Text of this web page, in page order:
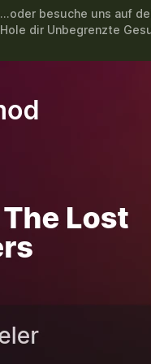
...oder besuche uns auf
Hole dir Unbegrenzte